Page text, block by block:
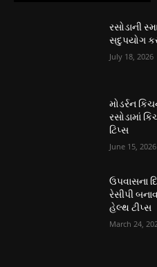
રસોડાની
સદુપયોગ
July 18, 2026
મોડર્રન
રસોડામાં
ટિપ્સ
June 15, 2026
ઉપવાસના
રેસીપી
હેલ્થ ટીપ્સ
March 24,